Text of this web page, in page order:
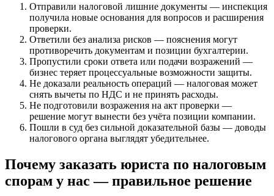
Отправили налоговой лишние документы — инспекция
получила новые основания для вопросов и расширения
проверки.
Ответили без анализа рисков — пояснения могут
противоречить документам и позиции бухгалтерии.
Пропустили сроки ответа или подачи возражений —
бизнес теряет процессуальные возможности защиты.
Не доказали реальность операций — налоговая может
снять вычеты по НДС и не принять расходы.
Не подготовили возражения на акт проверки —
решение могут вынести без учёта позиции компании.
Пошли в суд без сильной доказательной базы — доводы
налогового органа выглядят убедительнее.
Почему заказать юриста по налоговым
спорам у нас — правильное решение